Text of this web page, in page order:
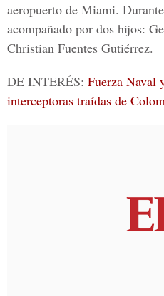
aeropuerto de Miami.
acompañado por dos hijos:
Christian Fuentes Gutiérrez.
DE INTERÉS: Fuerza Naval
interceptoras traídas de